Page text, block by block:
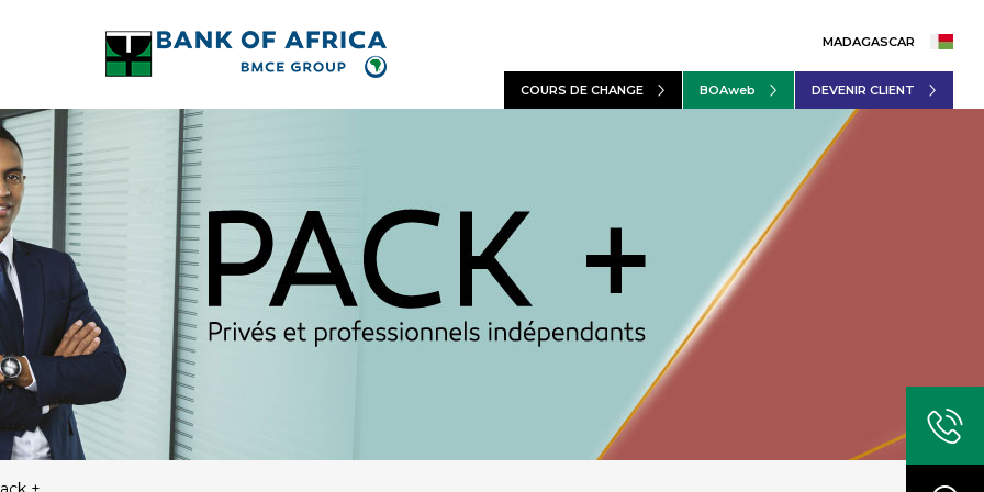
MADAGASCAR
DEVENIR CLIENT
BOAweb
COURS DE CHANGE